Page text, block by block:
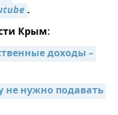
.
Крым:
доходы –
не нужно подавать